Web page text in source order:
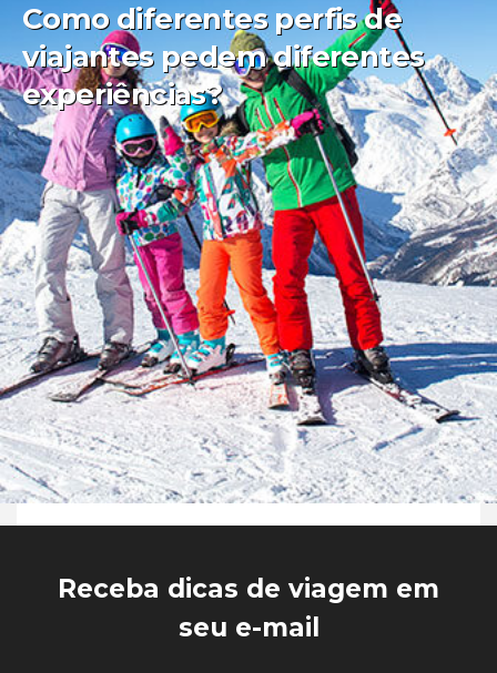
Como diferentes perfis de
viajantes pedem diferentes
experiências?
Receba dicas de viagem em
seu e-mail